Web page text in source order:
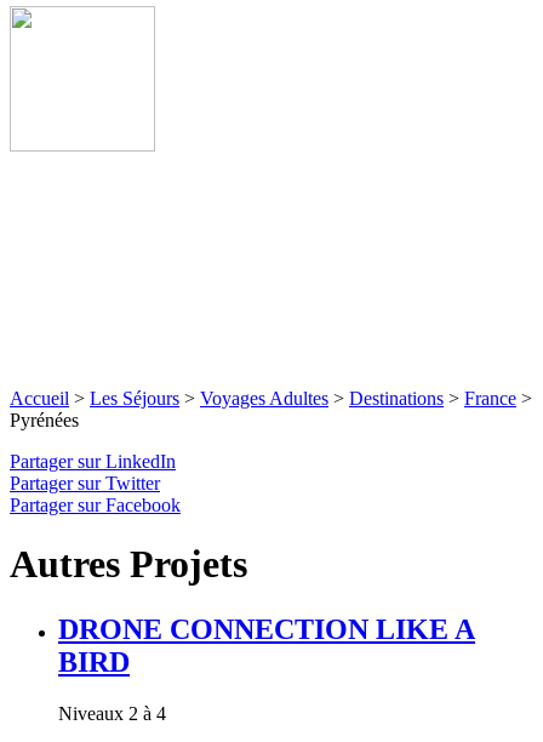
Accueil > Les Séjours > Voyages Adultes > Destinations > France >
Pyrénées
Partager sur LinkedIn
Partager sur Twitter
Partager sur Facebook
Autres Projets
DRONE CONNECTION LIKE A
BIRD
Niveaux 2 à 4